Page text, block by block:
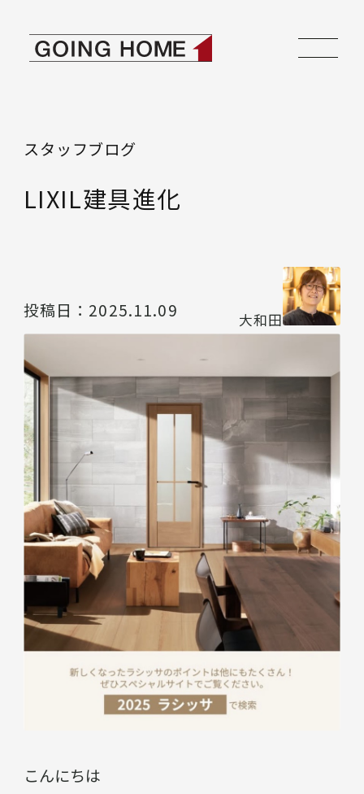
スタッフブログ
LIXIL建具進化
投稿日： 2025.11.09 大和田
こんにちは